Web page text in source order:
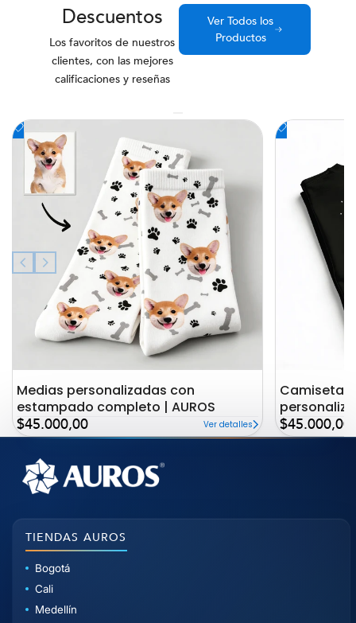
Descuentos
Los favoritos de nuestros
clientes, con las mejores
calificaciones y reseñas
Ver Todos los
Productos
Añadir
a
lista
deseos
Medias personalizadas con
estampado completo | AUROS
Precio
de
$45.000,00 Ver detalles
Añadir
lista
de
deseos
Camiseta
AUROS
Precio
de
$45.000,00
TIENDAS AUROS
Bogotá
Cali
Medellín